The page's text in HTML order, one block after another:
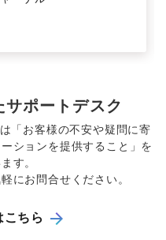
Magazine
ポートデスク
「お客様の不安や疑問に寄
ションを提供すること」を
す。
にお問合せください。
ちら